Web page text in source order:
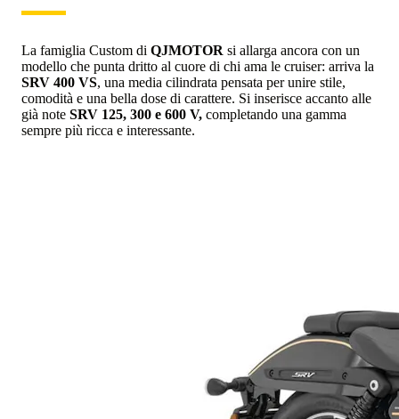
La famiglia Custom di QJMOTOR si allarga ancora con un
modello che punta dritto al cuore di chi ama le cruiser: arriva la
SRV 400 VS, una media cilindrata pensata per unire stile,
comodità e una bella dose di carattere. Si inserisce accanto alle
già note SRV 125, 300 e 600 V, completando una gamma
sempre più ricca e interessante.